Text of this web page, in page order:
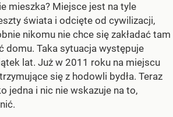
mieszka? Miejsce jest na tyle
świata i odcięte od cywilizacji,
nikomu nie chce się zakładać tam
domu. Taka sytuacja występuje
lat. Już w 2011 roku na miejscu
się z hodowli bydła. Teraz
jedna i nic nie wskazuje na to,